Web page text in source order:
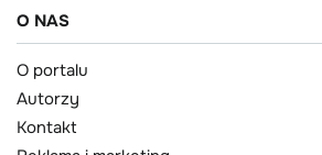
O NAS
O portalu
Autorzy
Kontakt